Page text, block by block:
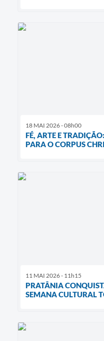
18 MAI 2026 - 08h00
FÉ, ARTE E
PARA O CORPUS
11 MAI 2026 - 11h15
PRATÂNIA
SEMANA CULTURAL